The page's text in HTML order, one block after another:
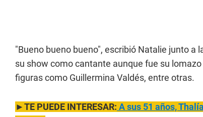
"Bueno bueno bueno", escribió Natalie junto
su show como cantante aunque fue su
figuras como Guillermina Valdés, entre otras.
►TE PUEDE INTERESAR: A sus 51 años,